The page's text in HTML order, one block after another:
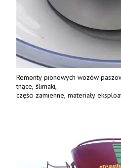
Remonty pionowych wozów
tnące, ślimaki,
części zamienne, materiały